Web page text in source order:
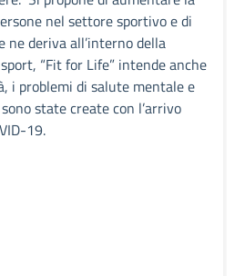
nel settore sportivo e di
ne deriva all’interno della
“Fit for Life” intende anche
i problemi di salute mentale e
state create con l’arrivo
19.